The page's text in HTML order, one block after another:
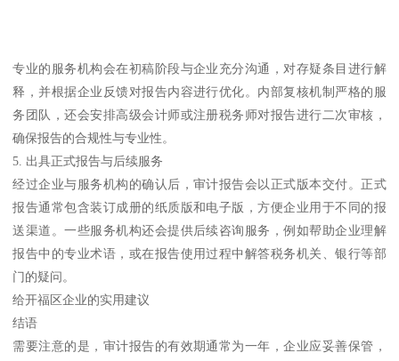
专业的服务机构会在初稿阶段与企业充分沟通，对存疑条目进行解
释，并根据企业反馈对报告内容进行优化。内部复核机制严格的服
务团队，还会安排高级会计师或注册税务师对报告进行二次审核，
确保报告的合规性与专业性。
5. 出具正式报告与后续服务
经过企业与服务机构的确认后，审计报告会以正式版本交付。正式
报告通常包含装订成册的纸质版和电子版，方便企业用于不同的报
送渠道。一些服务机构还会提供后续咨询服务，例如帮助企业理解
报告中的专业术语，或在报告使用过程中解答税务机关、银行等部
门的疑问。
给开福区企业的实用建议
结语
需要注意的是，审计报告的有效期通常为一年，企业应妥善保管，